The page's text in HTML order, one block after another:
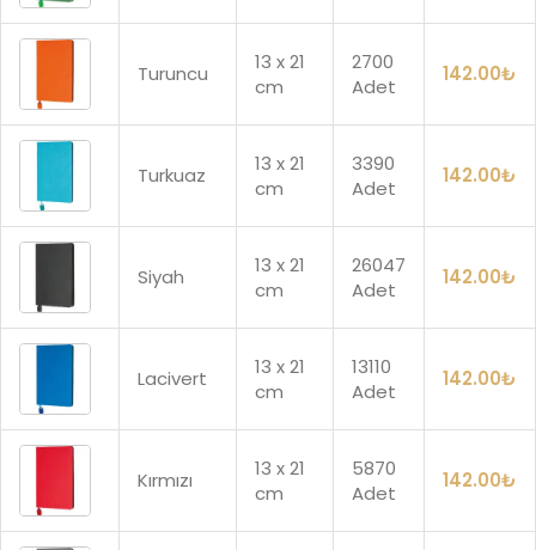
Turuncu
13 x 21
cm
2700
Adet
142.00₺
Turkuaz
13 x 21
cm
3390
Adet
142.00₺
Siyah
13 x 21
cm
26047
Adet
142.00₺
Lacivert
13 x 21
cm
13110
Adet
142.00₺
Kırmızı
13 x 21
cm
5870
Adet
142.00₺